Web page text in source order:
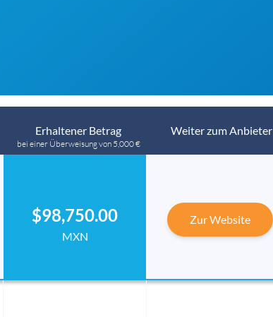
Erhaltener Betrag
bei einer Überweisung von 5,000 €
Weiter zum Anbieter
$98,750.00
MXN
Zur Website